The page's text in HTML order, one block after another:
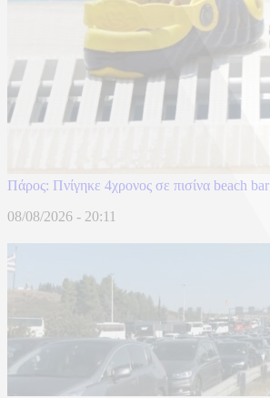
Πάρος: Πνίγηκε 4χρονος σε πισίνα beach bar
08/08/2026 - 20:11